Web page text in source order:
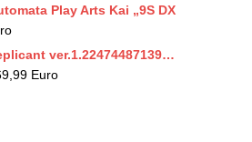
Play Arts Kai „9S DX
ver.1.22474487139…
Euro